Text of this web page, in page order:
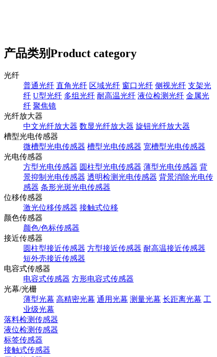
产品类别Product category
光纤
普通光纤 直角光纤 区域光纤 窗口光纤 侧视光纤 支架光
纤 U型光纤 多组光纤 耐高温光纤 液位检测光纤 金属光
纤 聚焦镜
光纤放大器
中文光纤放大器 数显光纤放大器 旋钮光纤放大器
槽型光电传感器
微槽型光电传感器 槽型光电传感器 宽槽型光电传感器
光电传感器
方型光电传感器 圆柱型光电传感器 薄型光电传感器 背
景抑制光电传感器 透明检测光电传感器 背景消除光电传
感器 条形光斑光电传感器
位移传感器
激光位移传感器 接触式位移
颜色传感器
颜色/色标传感器
接近传感器
圆柱型接近传感器 方型接近传感器 耐高温接近传感器
短外壳接近传感器
电容式传感器
电容式传感器 方形电容式传感器
光幕/光栅
薄型光幕 高精密光幕 通用光幕 测量光幕 长距离光幕 工
业级光幕
落料检测传感器
液位检测传感器
标签传感器
接触式传感器